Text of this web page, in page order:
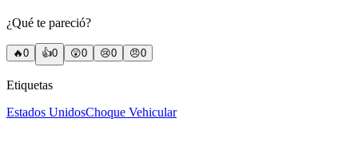
¿Qué te pareció?
🔥0 👍0 😲0 😢0 😠0
Etiquetas
Estados UnidosChoque Vehicular